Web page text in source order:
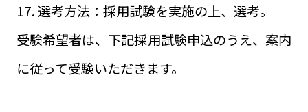
17. 選考方法：採用試験を実施の上、選考。
受験希望者は、下記採用試験申込のうえ、案内
に従って受験いただきます。